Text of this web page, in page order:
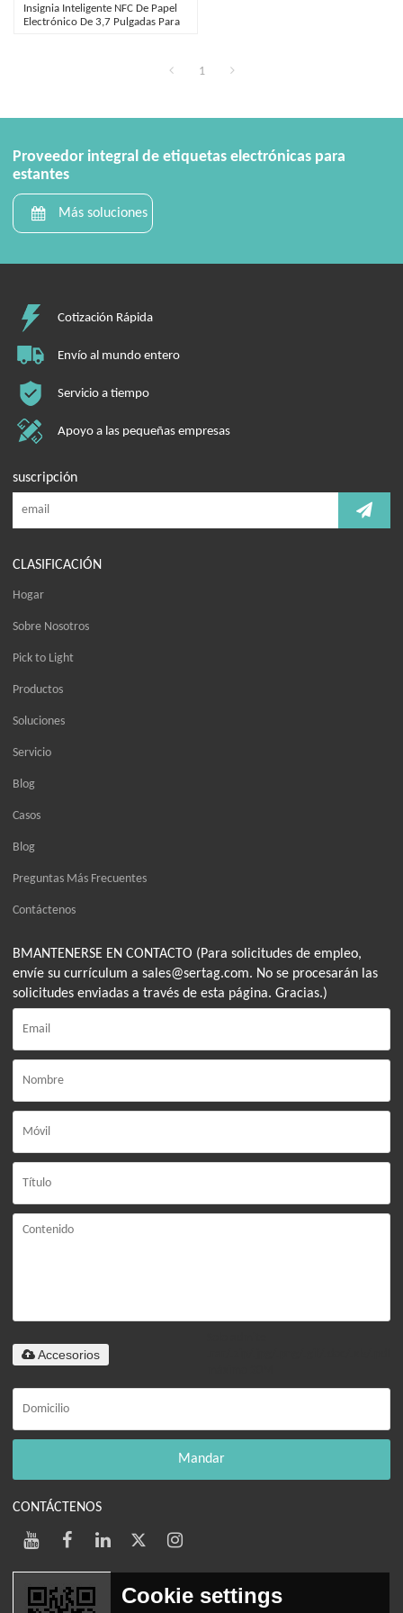
Insignia Inteligente NFC De Papel
Electrónico De 3,7 Pulgadas Para
1
Proveedor integral de etiquetas electrónicas para
estantes
Más soluciones
Cotización Rápida
Envío al mundo entero
Servicio a tiempo
Apoyo a las pequeñas empresas
suscripción
CLASIFICACIÓN
Hogar
Sobre Nosotros
Pick to Light
Productos
Soluciones
Servicio
Blog
Casos
Blog
Preguntas Más Frecuentes
Contáctenos
BMANTENERSE EN CONTACTO (Para solicitudes de empleo,
envíe su currículum a sales@sertag.com. No se procesarán las
solicitudes enviadas a través de esta página. Gracias.)
Accesorios
Mandar
CONTÁCTENOS
Cookie settings